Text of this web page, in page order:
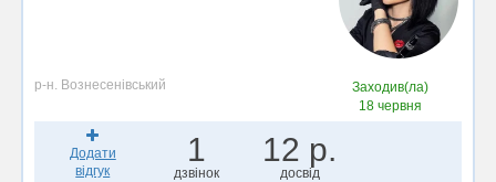
р-н. Вознесенівський
Заходив(ла)
18 червня
Додати
відгук
1
дзвінок
12 р.
досвід